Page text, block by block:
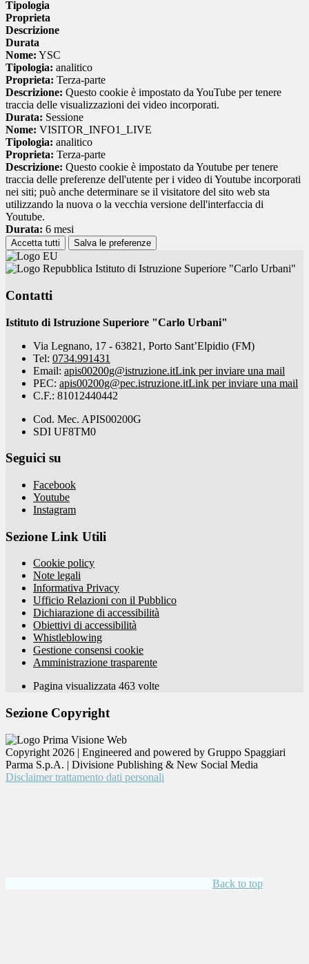
Tipologia
Proprieta
Descrizione
Durata
Nome: YSC
Tipologia: analitico
Proprieta: Terza-parte
Descrizione: Questo cookie è impostato da YouTube per tenere
traccia delle visualizzazioni dei video incorporati.
Durata: Sessione
Nome: VISITOR_INFO1_LIVE
Tipologia: analitico
Proprieta: Terza-parte
Descrizione: Questo cookie è impostato da Youtube per tenere
traccia delle preferenze dell'utente per i video di Youtube incorporati
nei siti; può anche determinare se il visitatore del sito web sta
utilizzando la nuova o la vecchia versione dell'interfaccia di
Youtube.
Durata: 6 mesi
Accetta tutti Salva le preferenze
Istituto di Istruzione Superiore "Carlo Urbani"
Contatti
Istituto di Istruzione Superiore "Carlo Urbani"
Via Legnano, 17 - 63821, Porto Sant’Elpidio (FM)
Tel: 0734.991431
Email: apis00200g@istruzione.itLink per inviare una mail
PEC: apis00200g@pec.istruzione.itLink per inviare una mail
C.F.: 81012440442
Cod. Mec. APIS00200G
SDI UF8TM0
Seguici su
Facebook
Youtube
Instagram
Sezione Link Utili
Cookie policy
Note legali
Informativa Privacy
Ufficio Relazioni con il Pubblico
Dichiarazione di accessibilità
Obiettivi di accessibilità
Whistleblowing
Gestione consensi cookie
Amministrazione trasparente
Pagina visualizzata 463 volte
Sezione Copyright
Copyright 2026 | Engineered and powered by Gruppo Spaggiari
Parma S.p.A. | Divisione Publishing & New Social Media
Disclaimer trattamento dati personali
Back to top